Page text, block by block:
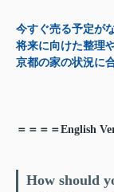
今すぐ売る予定が
将来に向けた整理
京都の家の状況に
＝＝＝＝English
How should